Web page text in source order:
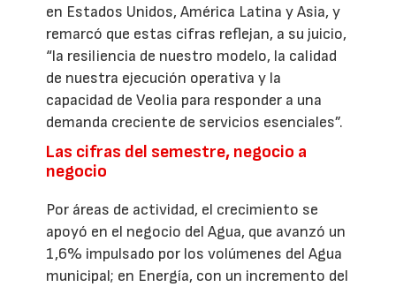
en Estados Unidos, América Latina y Asia, y
remarcó que estas cifras reflejan, a su juicio,
“la resiliencia de nuestro modelo, la calidad
de nuestra ejecución operativa y la
capacidad de Veolia para responder a una
demanda creciente de servicios esenciales”.
Las cifras del semestre, negocio a
negocio
Por áreas de actividad, el crecimiento se
apoyó en el negocio del Agua, que avanzó un
1,6% impulsado por los volúmenes del Agua
municipal; en Energía, con un incremento del